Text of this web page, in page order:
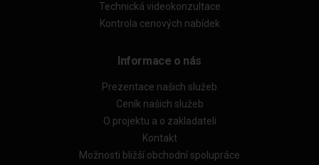
Technická videokonzultace
Kontrola cenových nabídek
Informace o nás
Prezentace našich služeb
Ceník našich služeb
O projektu a o zakladateli
Kontakt
Možnosti bližší obchodní spolupráce